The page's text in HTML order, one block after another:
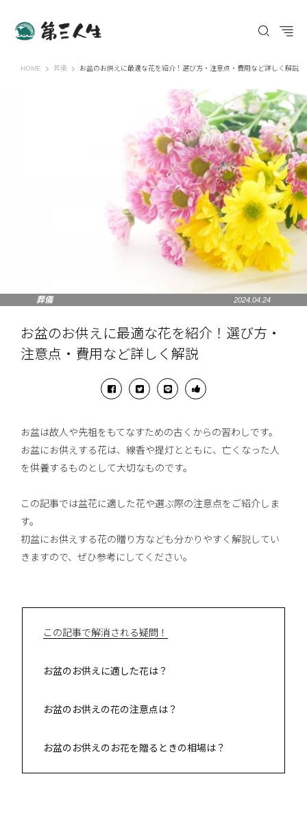
HOME 第三人生 〜寄り道の歩き方〜
葬儀 お盆のお供えに最適な花を紹介！選び方・注意点・費用など詳しく解説
葬儀 2024.04.24
お盆のお供えに最適な花を紹介！選び方・
注意点・費用など詳しく解説
お盆は故人や先祖をもてなすための古くからの習わしです。
お盆にお供えする花は、線香や提灯とともに、亡くなった人
を供養するものとして大切なものです。
この記事では盆花に適した花や選ぶ際の注意点をご紹介しま
す。
初盆にお供えする花の贈り方なども分かりやすく解説してい
きますので、ぜひ参考にしてください。
この記事で解消される疑問！
お盆のお供えに適した花は？
お盆のお供えの花の注意点は？
お盆のお供えのお花を贈るときの相場は？